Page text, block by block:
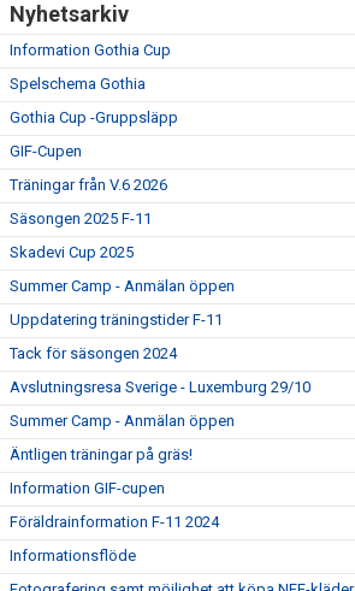
Nyhetsarkiv
Information Gothia Cup
Spelschema Gothia
Gothia Cup -Gruppsläpp
GIF-Cupen
Träningar från V.6 2026
Säsongen 2025 F-11
Skadevi Cup 2025
Summer Camp - Anmälan öppen
Uppdatering träningstider F-11
Tack för säsongen 2024
Avslutningsresa Sverige - Luxemburg 29/10
Summer Camp - Anmälan öppen
Äntligen träningar på gräs!
Information GIF-cupen
Föräldrainformation F-11 2024
Informationsflöde